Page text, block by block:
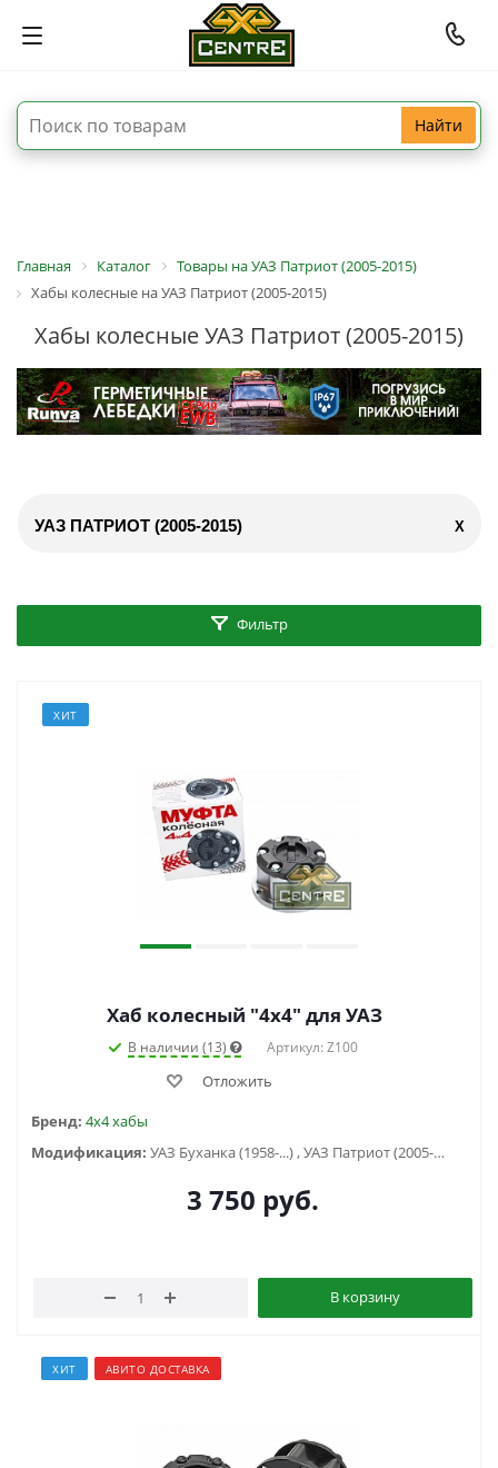
Найти
Главная Каталог
Товары на УАЗ Патриот (2005-2015)
Хабы колесные на УАЗ Патриот (2005-2015)
Хабы колесные УАЗ Патриот (2005-2015)
УАЗ ПАТРИОТ (2005-2015) X
Фильтр
ХИТ
Хаб колесный "4x4" для УАЗ
В наличии (13) Артикул: Z100
Отложить
Бренд: 4x4 хабы
Модификация:
УАЗ Буханка (1958-...) , УАЗ Патриот (2005-2015), УАЗ Профи
3 750 руб.
В корзину
ХИТ АВИТО ДОСТАВКА